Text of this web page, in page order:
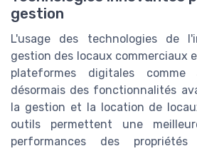
gestion
L'usage des technologies de
gestion des locaux commerciaux
plateformes digitales comme
désormais des fonctionnalités
la gestion et la location de
outils permettent une
performances des